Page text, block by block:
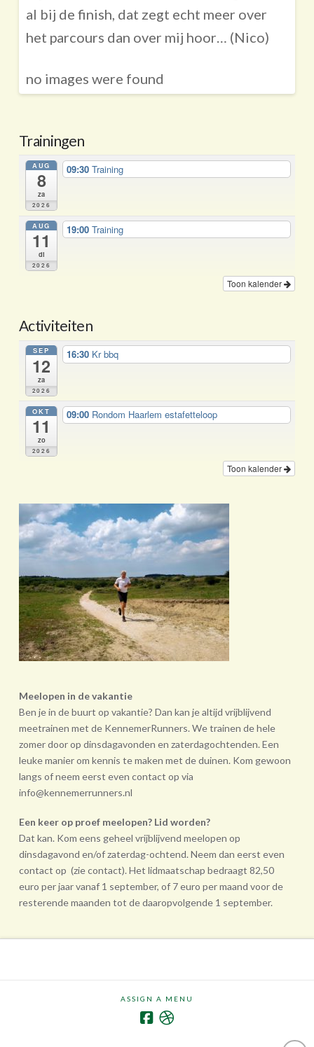
al bij de finish, dat zegt echt meer over
het parcours dan over mij hoor… (Nico)
no images were found
Trainingen
AUG
8
za
2026
09:30Training
AUG
11
di
2026
19:00Training
Toon kalender
Activiteiten
SEP
12
za
2026
16:30 Kr bbq
OKT
11
zo
2026
09:00 Rondom Haarlem estafetteloop
Toon kalender
Meelopen in de vakantie
Ben je in de buurt op vakantie? Dan kan je altijd vrijblijvend
meetrainen met de KennemerRunners. We trainen de hele
zomer door op dinsdagavonden en zaterdagochtenden. Een
leuke manier om kennis te maken met de duinen. Kom gewoon
langs of neem eerst even contact op via
info@kennemerrunners.nl
Een keer op proef meelopen? Lid worden?
Dat kan. Kom eens geheel vrij­blijvend meelopen op
dinsdagavond en/of zaterdag-ochtend. Neem dan eerst even
contact op (zie contact). Het lidmaatschap bedraagt 82,50
euro per jaar vanaf 1 september, of 7 euro per maand voor de
resterende maanden tot de daarop­volgende 1 september.
ASSIGN A MENU